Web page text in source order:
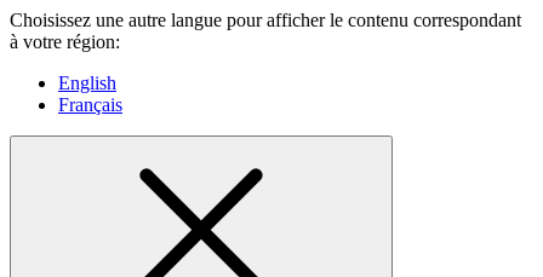
Choisissez une autre langue pour afficher le contenu correspondant
à votre région:
English
Français